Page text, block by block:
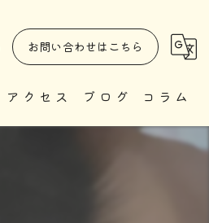
お問い合わせはこちら
アクセス ブログ コラム